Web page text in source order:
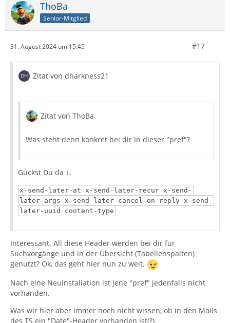
Und auch hier die Header der letzten Mail:
Wo bekommt TB das Datum 07.02.2101 her?
ThoBa
Senior-Mitglied
31. August 2024 um 15:45 #17
Zitat von dharkness21
Zitat von ThoBa
Was steht denn konkret bei dir in dieser "pref"?
Guckst Du da ↓.
x-send-later-at x-send-later-recur x-send-
later-args x-send-later-cancel-on-reply x-send-
later-uuid content-type
Interessant. All diese Header werden bei dir für
Suchvorgänge und in der Übersicht (Tabellenspalten)
genutzt? Ok, das geht hier nun zu weit.
Nach eine Neuinstallation ist jene "pref" jedenfalls nicht
vorhanden.
Was wir hier aber immer noch nicht wissen, ob in den Mails
des TS ein "Date"-Header vorhanden ist(?).